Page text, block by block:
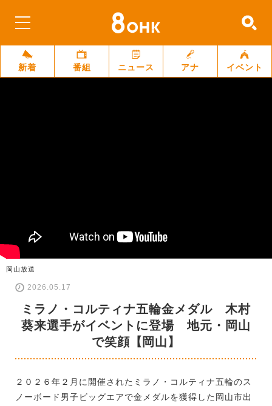
新着 番組 ニュース アナ イベント
岡山放送
2026.05.17
ミラノ・コルティナ五輪金メダル 木村
葵来選手がイベントに登場 地元・岡山
で笑顔【岡山】
２０２６年２月に開催されたミラノ・コルティナ五輪のス
ノーボード男子ビッグエアで金メダルを獲得した岡山市出